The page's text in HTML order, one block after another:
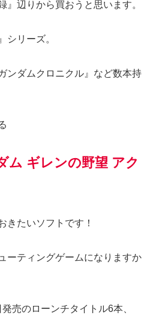
』辺りから買おうと思います。
シリーズ。
ンダムクロニクル』など数本持
ム ギレンの野望 アク
きたいソフトです！
ーティングゲームになりますか
売のローンチタイトル6本、